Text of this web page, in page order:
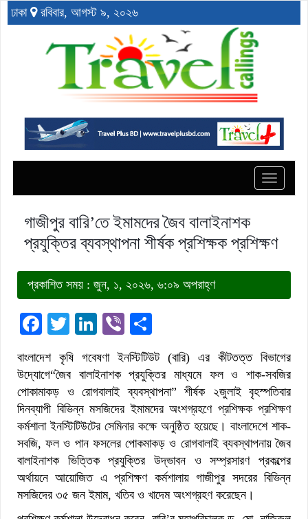
ঢাকা রবিবার, আগস্ট ৯, ২০২৬
Toggle
গাজীপুর বারি’তে ইমামদের জৈব বালাইনাশক
প্রযুক্তির ব্যবস্থাপনা শীর্ষক প্রশিক্ষক প্রশিক্ষণ
প্রকাশিত সময় : জুন, ১, ২০২৬, ৬:০৯ অপরাহ্ণ
Facebook
TwitterLinkedIn
Viber
বাংলাদেশ কৃষি গবেষণা ইনস্টিটিউট (বারি) এর কীটতত্ত বিভাগের
উদ্যোগে“জৈব বালাইনাশক প্রযুক্তির মাধ্যমে ফল ও শাক-সবজির
পোকামাকড় ও রোগবালাই ব্যবস্থাপনা” শীর্ষক ২জুলাই বৃহস্পতিবার
দিনব্যাপী বিভিন্ন মসজিদের ইমামদের অংশগ্রহণে প্রশিক্ষক প্রশিক্ষণ
কর্মশালা ইনস্টিটিউটের সেমিনার কক্ষে অনুষ্ঠিত হয়েছে। বাংলাদেশে শাক-
সবজি, ফল ও পান ফসলের পোকমাকড় ও রোগবালাই ব্যবস্থাপনায় জৈব
বালাইনাশক ভিত্তিক প্রযুক্তির উদ্ভাবন ও সম্প্রসারণ প্রকল্পের
অর্থায়নে আয়োজিত এ প্রশিক্ষণ কর্মশালায় গাজীপুর সদরের বিভিন্ন
মসজিদের ৩৫ জন ইমাম, খতিব ও খাদেম অংশগ্রহণ করেছেন।